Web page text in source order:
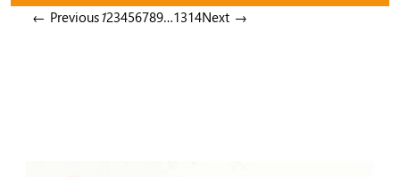
← Previous123456789…1314Next →